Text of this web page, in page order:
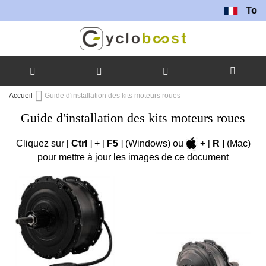
Toutes nos
Allez
contenu
Accueil Guide d'installation des kits moteurs roues
Guide d'installation des kits moteurs roues
Cliquez sur [ Ctrl ] + [ F5 ] (Windows) ou + [ R ] (Mac)
pour mettre à jour les images de ce document